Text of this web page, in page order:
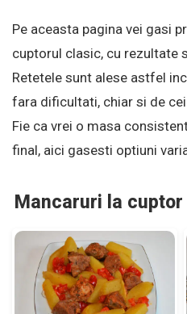
Pe aceasta pagina vei gasi
cuptorul clasic, cu rezultate
Retetele sunt alese astfel
fara dificultati, chiar si de
Fie ca vrei o masa
final, aici gasesti optiuni
Mancaruri la cuptor